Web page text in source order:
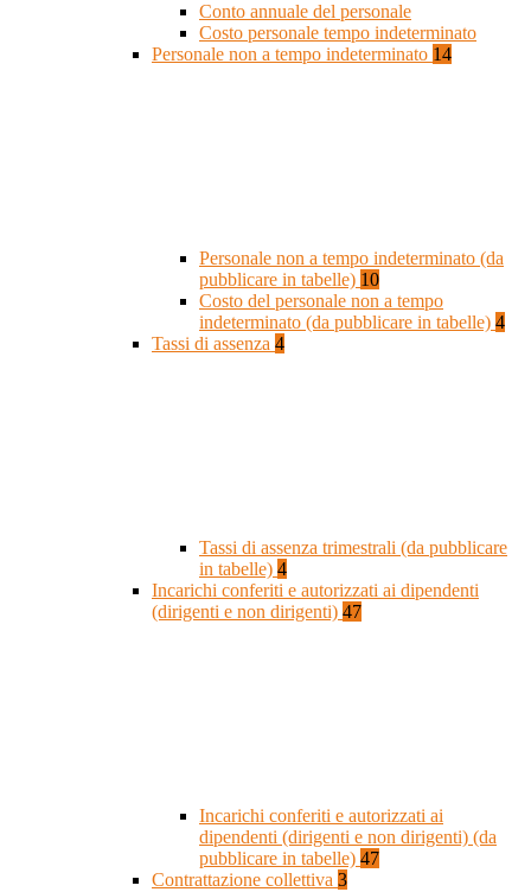
Conto annuale del personale
Costo personale tempo indeterminato
Personale non a tempo indeterminato 14
Personale non a tempo indeterminato (da
pubblicare in tabelle) 10
Costo del personale non a tempo
indeterminato (da pubblicare in tabelle) 4
Tassi di assenza 4
Tassi di assenza trimestrali (da pubblicare
in tabelle) 4
Incarichi conferiti e autorizzati ai dipendenti
(dirigenti e non dirigenti) 47
Incarichi conferiti e autorizzati ai
dipendenti (dirigenti e non dirigenti) (da
pubblicare in tabelle) 47
Contrattazione collettiva 3